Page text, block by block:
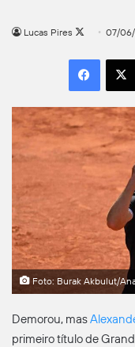
Lucas Pires
Follow
X
07/
Foto: Burak Akbulut/
Demorou, mas
primeiro título de